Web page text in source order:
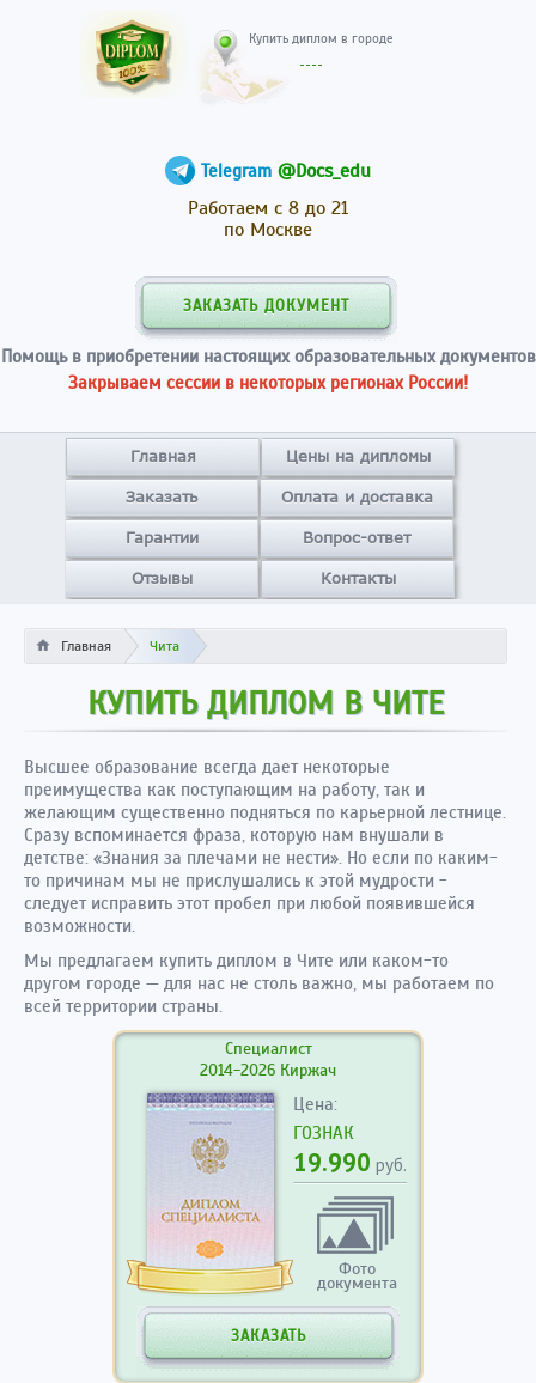
Telegram @Docs_edu
Работаем с 8 до 21
по Москве
ЗАКАЗАТЬ ДОКУМЕНТ
Помощь в приобретении настоящих образовательных документов
Закрываем сессии в некоторых регионах России!
Главная Цены на дипломы
Заказать Оплата и доставка
Гарантии Вопрос-ответ
Отзывы Контакты
Главная Чита
КУПИТЬ ДИПЛОМ В ЧИТЕ
Высшее образование всегда дает некоторые
преимущества как поступающим на работу, так и
желающим существенно подняться по карьерной лестнице.
Сразу вспоминается фраза, которую нам внушали в
детстве: «Знания за плечами не нести». Но если по каким-
то причинам мы не прислушались к этой мудрости -
следует исправить этот пробел при любой появившейся
возможности.
Мы предлагаем купить диплом в Чите или каком-то
другом городе — для нас не столь важно, мы работаем по
всей территории страны.
Специалист
2014-2026 Киржач
Цена:
ГОЗНАК
19.990 руб.
Фото
документа
ЗАКАЗАТЬ